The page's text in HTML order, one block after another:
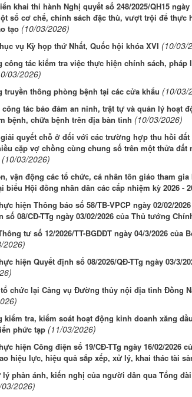
khai thi hành Nghị quyết số 248/2025/QH15
số cơ chế, chính sách đặc thù, vượt trội để thực
tạo (10/03/2026)
vụ Kỳ họp thứ Nhất, Quốc hội khóa XVI (10/03/
công tác kiểm tra việc thực hiện chính sách, pháp
03/2026)
truyền thông phòng bệnh tại các cửa khẩu (10/03/
tác bảo đảm an ninh, trật tự và quản lý hoạt
bệnh, chữa bệnh trên địa bàn tỉnh (10/03/2026)
quyết chỗ ở đối với các trường hợp thu hồi
cặp vợ chồng cùng chung số trên một thửa đất
(10/03/2026)
vận động các tổ chức, cá nhân tôn giáo tham
biểu Hội đồng nhân dân các cấp nhiệm kỳ 2026 -
hiện Thông báo số 58/TB-VPCP ngày 02/02/
số 08/CĐ-TTg ngày 03/02/2026 của Thủ tướng
tư số 12/2026/TT-BGDĐT ngày 04/3/2026 của
2026)
hiện Quyết định số 08/2026/QĐ-TTg ngày 03/3/
chức lại Cảng vụ Đường thủy nội địa tỉnh Đồng
kiểm tra, kiểm soát hoạt động kinh doanh xăng
phức tạp (11/03/2026)
hiện Công điện số 19/CĐ-TTg ngày 16/02/2026
hiệu lực, hiệu quả sắp xếp, xử lý, khai thác tài
lý phản ánh, kiến nghị của người dân qua Tổng
2026)